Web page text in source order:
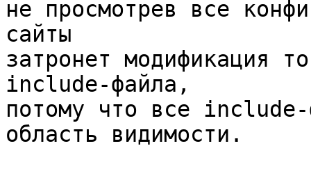
не просмотрев все
сайты
затронет модификация
include-файла,
потому что все include-
область видимости.